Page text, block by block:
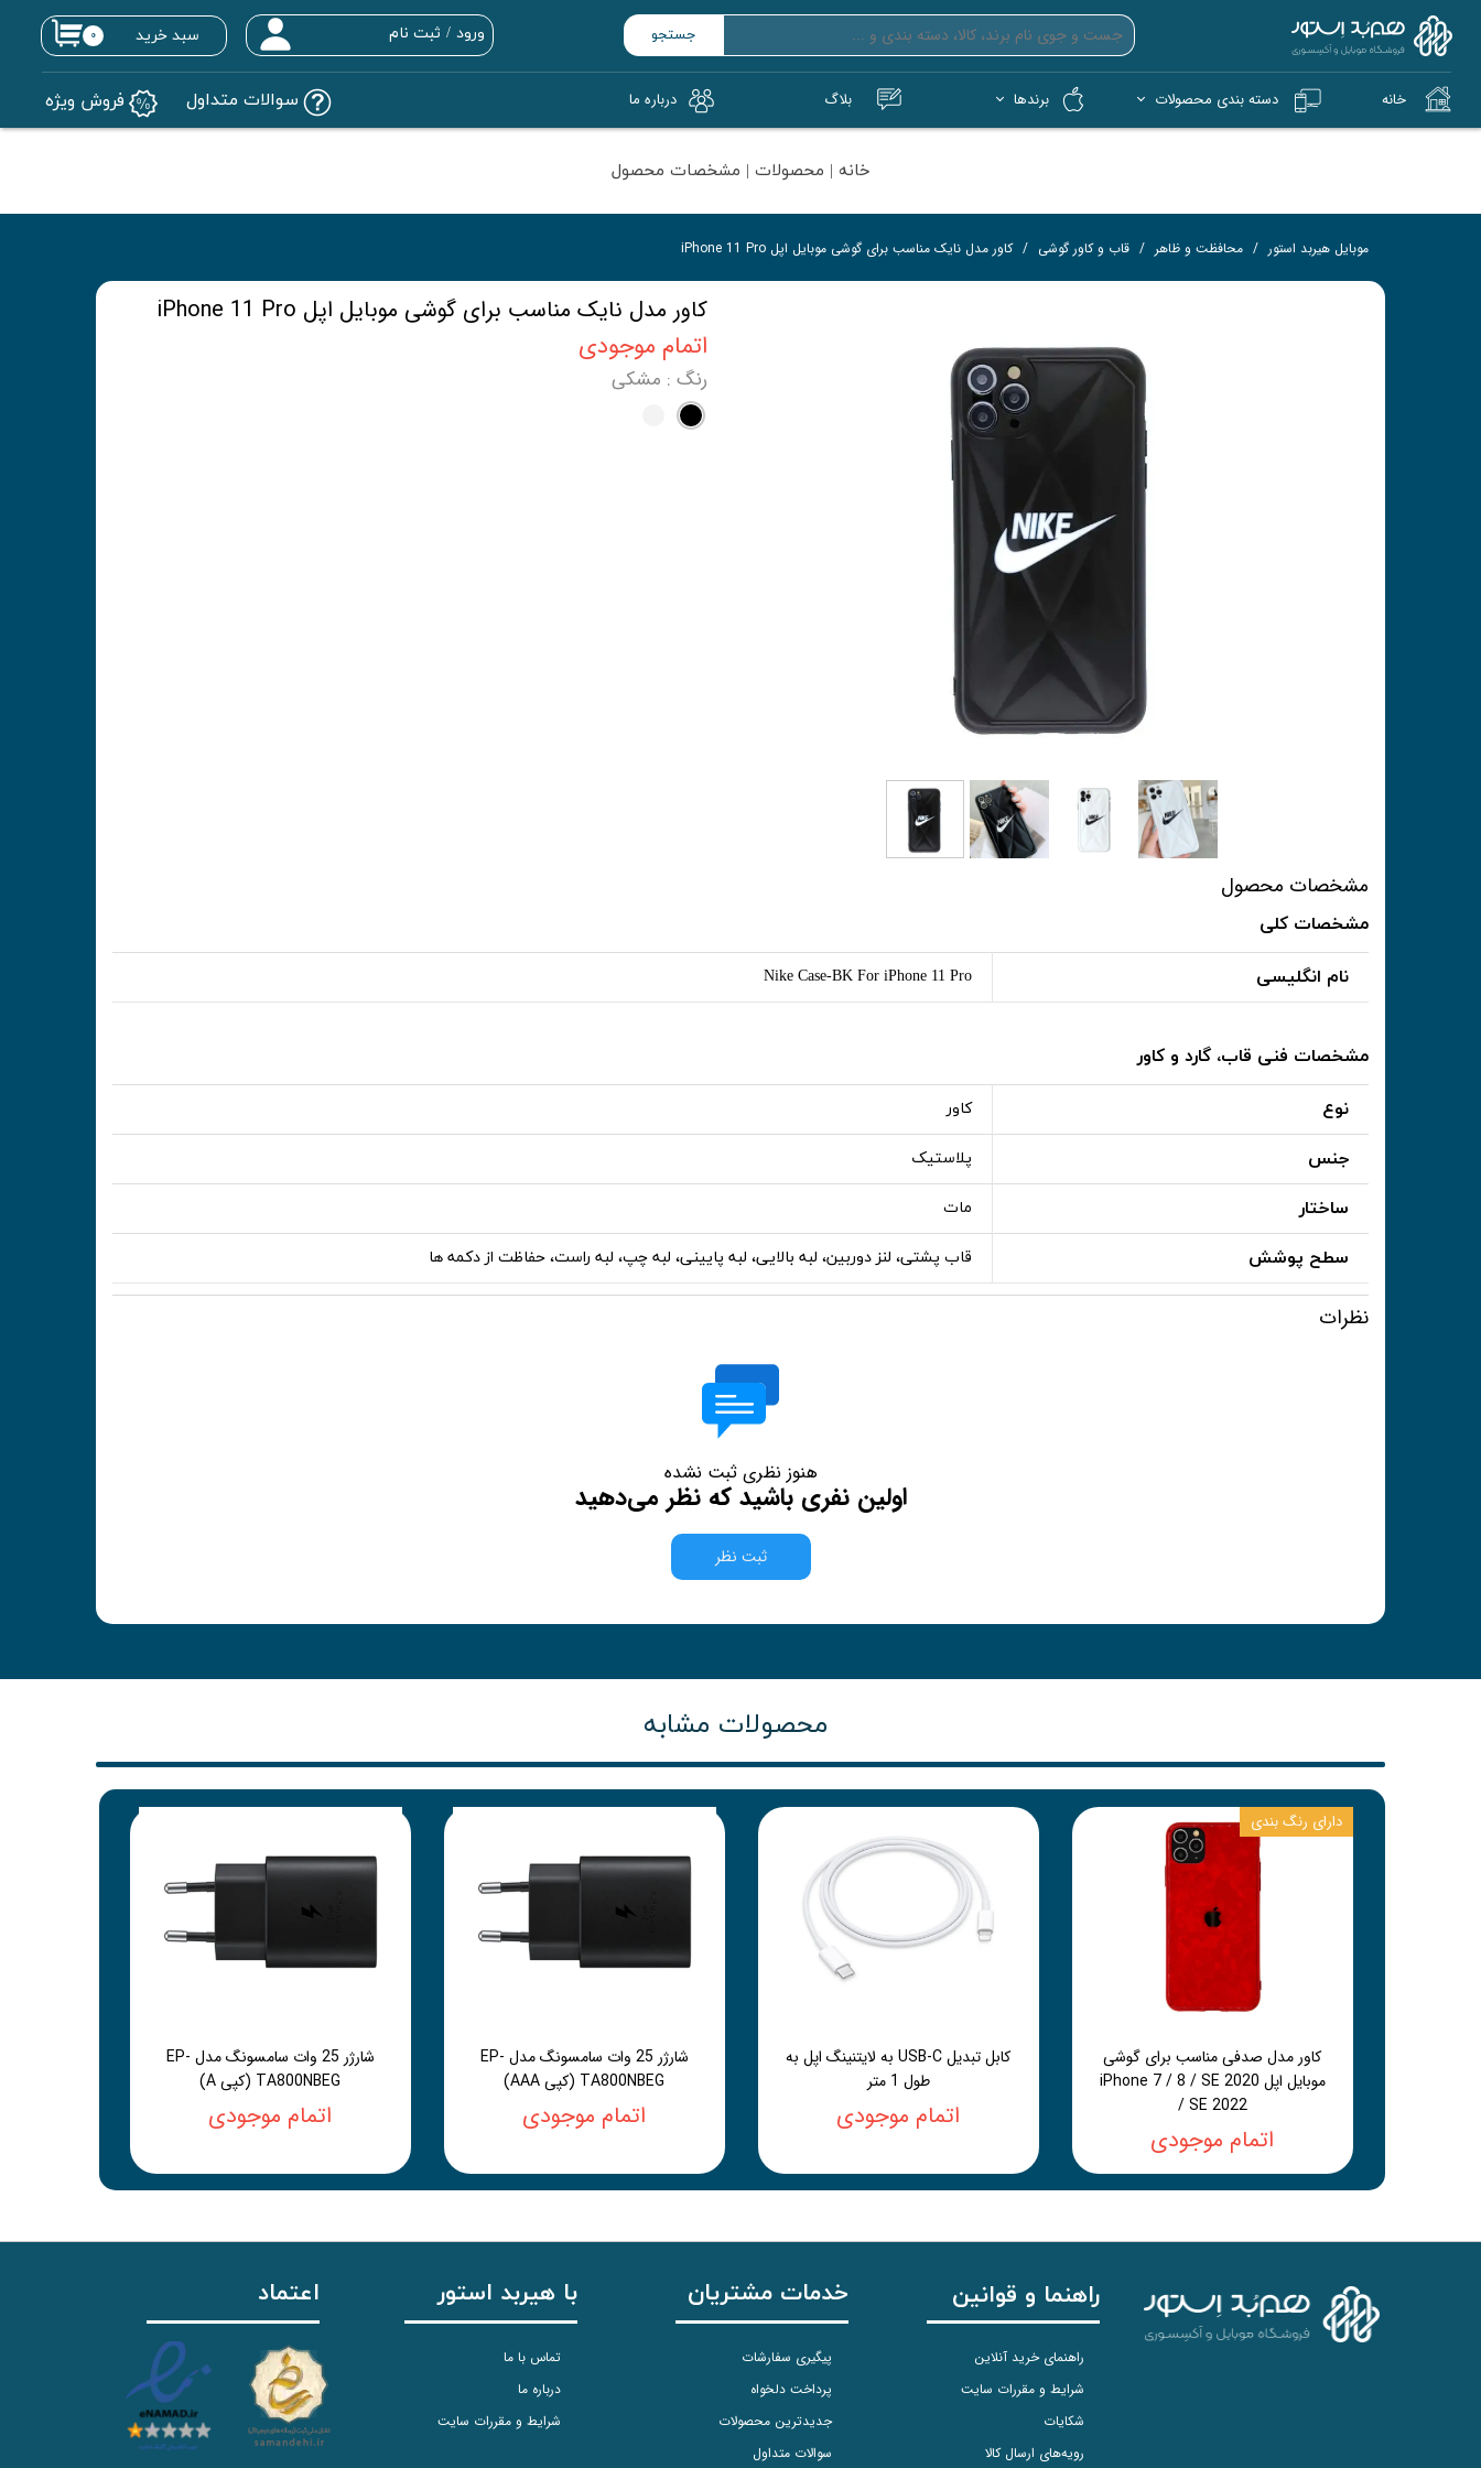
جستجو
خانه دسته بندی محصولات برندها بلاگ درباره‌ ما
ورود / ثبت نام ۰ سبد خرید
سوالات متداول فروش ویژه
خانه | محصولات | مشخصات محصول
موبایل هیربد استور محافظت و ظاهر قاب و کاور گوشی کاور مدل نایک مناسب برای گوشی موبایل اپل iPhone 11 Pro
کاور مدل نایک مناسب برای گوشی موبایل اپل iPhone 11 Pro
اتمام موجودی
رنگ : مشکی
مشخصات محصول
مشخصات کلی
نام انگلیسی Nike Case-BK For iPhone 11 Pro
مشخصات فنی قاب، گارد و کاور
نوع کاور
جنس پلاستیک
ساختار مات
سطح پوشش قاب پشتی، لنز دوربین، لبه بالایی، لبه پایینی، لبه چپ، لبه راست، حفاظت از دکمه ها
نظرات
هنوز نظری ثبت نشده
اولین نفری باشید که نظر می‌دهید
ثبت نظر
محصولات مشابه
کاور مدل صدفی مناسب برای گوشی
موبایل اپل iPhone 7 / 8 / SE 2020
/ SE 2022
اتمام موجودی
دارای رنگ بندی
کابل تبدیل USB-C به لایتنینگ اپل به
طول 1 متر
اتمام موجودی
شارژر 25 وات سامسونگ مدل EP-
TA800NBEG (کپی AAA)
اتمام موجودی
شارژر 25 وات سامسونگ مدل EP-
TA800NBEG (کپی A)
اتمام موجودی
راهنما و قوانین
راهنمای خرید آنلاین
شرایط و مقررات سایت
شکایات
رویه‌های ارسال کالا
خدمات مشتریان
پیگیری سفارشات
پرداخت دلخواه
جدیدترین محصولات
سوالات متداول
با هیربد استور
تماس با ما
درباره ما
شرایط و مقررات سایت
اعتماد